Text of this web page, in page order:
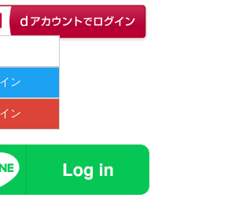
ン
ン